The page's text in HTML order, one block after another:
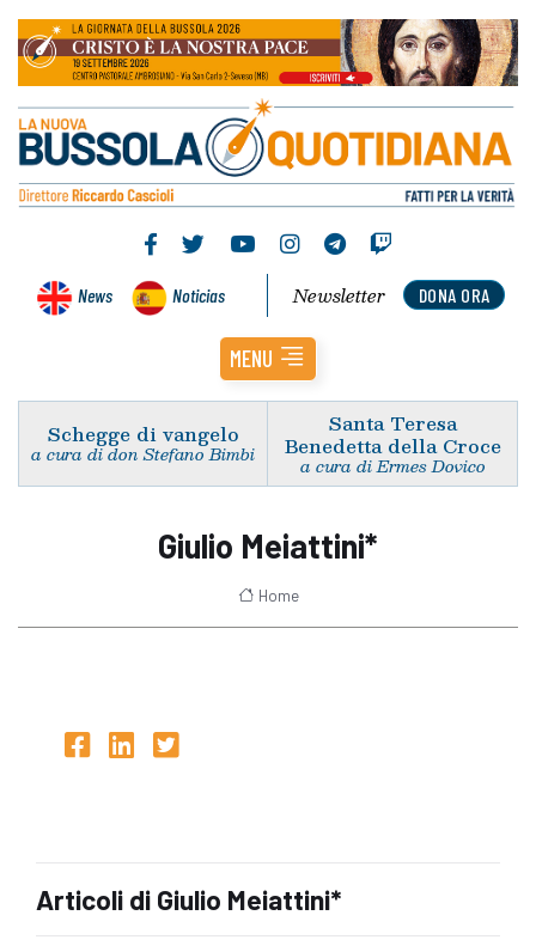
News Noticias DONA ORA
Newsletter
MENU
Schegge di vangelo
a cura di don Stefano Bimbi
Santa Teresa
Benedetta della Croce
a cura di Ermes Dovico
Giulio Meiattini*
Home
Articoli di Giulio Meiattini*